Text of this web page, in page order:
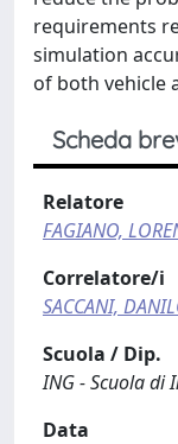
requirements
simulation
of both vehicle
Scheda
Relatore
FAGIANO,
Correlatore/i
SACCANI,
Scuola / Dip.
ING - Scuola di
Data